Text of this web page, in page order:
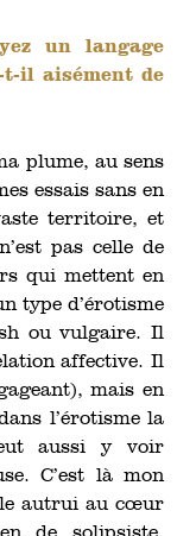
un langage
t-il aisément de
plume, au sens
essais sans en
territoire, et
pas celle de
qui mettent en
type d’érotisme
ou vulgaire. Il
affective. Il
mais en
l’érotisme la
aussi y voir
C’est là mon
autrui au cœur